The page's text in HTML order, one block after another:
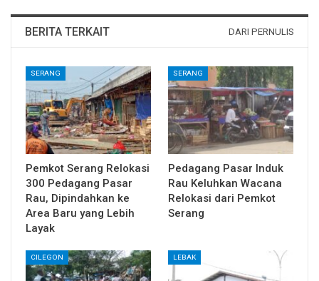
BERITA TERKAIT DARI PERNULIS
SERANG
Pemkot Serang Relokasi
300 Pedagang Pasar
Rau, Dipindahkan ke
Area Baru yang Lebih
Layak
SERANG
Pedagang Pasar Induk
Rau Keluhkan Wacana
Relokasi dari Pemkot
Serang
CILEGON LEBAK